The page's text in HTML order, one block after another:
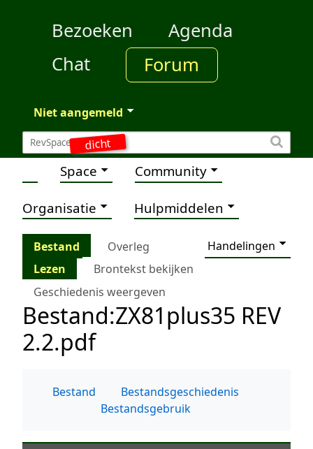
dicht
Bezoeken
Agenda
Chat
Forum
Niet aangemeld
Space Community
Organisatie Hulpmiddelen
Bestand Overleg
Handelingen
Lezen
Brontekst bekijken
Geschiedenis weergeven
Bestand:ZX81plus35 REV
2.2.pdf
Bestand
Bestandsgeschiedenis
Bestandsgebruik